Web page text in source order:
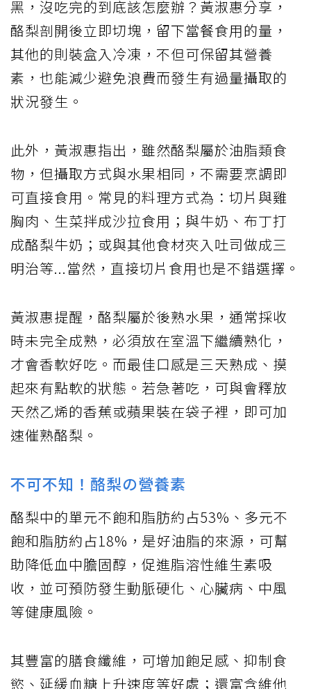
黑，沒吃完的到底該怎麼辦？黃淑惠分享，
酪梨剖開後立即切塊，留下當餐食用的量，
其他的則裝盒入冷凍，不但可保留其營養
素，也能減少避免浪費而發生有過量攝取的
狀況發生。
此外，黃淑惠指出，雖然酪梨屬於油脂類食
物，但攝取方式與水果相同，不需要烹調即
可直接食用。常見的料理方式為：切片與雞
胸肉、生菜拌成沙拉食用；與牛奶、布丁打
成酪梨牛奶；或與其他食材夾入吐司做成三
明治等...當然，直接切片食用也是不錯選擇。
黃淑惠提醒，酪梨屬於後熟水果，通常採收
時未完全成熟，必須放在室溫下繼續熟化，
才會香軟好吃。而最佳口感是三天熟成、摸
起來有點軟的狀態。若急著吃，可與會釋放
天然乙烯的香蕉或蘋果裝在袋子裡，即可加
速催熟酪梨。
不可不知！酪梨の營養素
酪梨中的單元不飽和脂肪約占53%、多元不
飽和脂肪約占18%，是好油脂的來源，可幫
助降低血中膽固醇，促進脂溶性維生素吸
收，並可預防發生動脈硬化、心臟病、中風
等健康風險。
其豐富的膳食纖維，可增加飽足感、抑制食
慾、延緩血糖上升速度等好處；還富含維他